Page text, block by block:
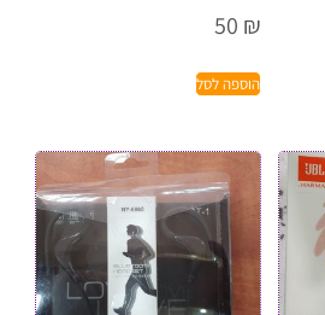
50 ₪
הוספה לסל